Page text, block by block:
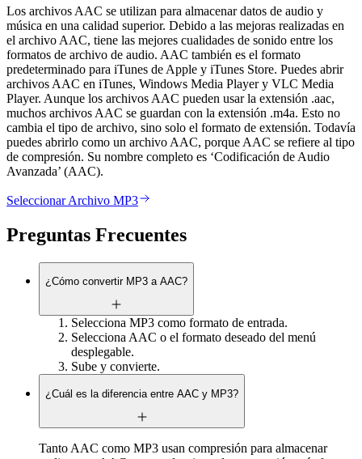
Los archivos AAC se utilizan para almacenar datos de audio y
música en una calidad superior. Debido a las mejoras realizadas en
el archivo AAC, tiene las mejores cualidades de sonido entre los
formatos de archivo de audio. AAC también es el formato
predeterminado para iTunes de Apple y iTunes Store. Puedes abrir
archivos AAC en iTunes, Windows Media Player y VLC Media
Player. Aunque los archivos AAC pueden usar la extensión .aac,
muchos archivos AAC se guardan con la extensión .m4a. Esto no
cambia el tipo de archivo, sino solo el formato de extensión. Todavía
puedes abrirlo como un archivo AAC, porque AAC se refiere al tipo
de compresión. Su nombre completo es ‘Codificación de Audio
Avanzada’ (AAC).
Seleccionar Archivo MP3
Preguntas Frecuentes
¿Cómo convertir MP3 a AAC?
Selecciona MP3 como formato de entrada.
Selecciona AAC o el formato deseado del menú
desplegable.
Sube y convierte.
¿Cuál es la diferencia entre AAC y MP3?
Tanto AAC como MP3 usan compresión para almacenar